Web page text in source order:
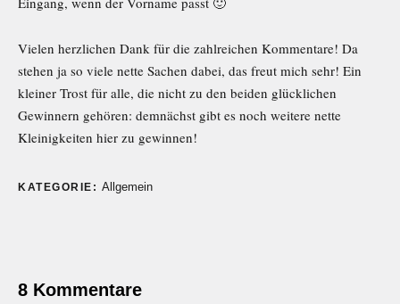
Vielen herzlichen Dank für die zahlreichen Kommentare! Da
stehen ja so viele nette Sachen dabei, das freut mich sehr! Ein
kleiner Trost für alle, die nicht zu den beiden glücklichen
Gewinnern gehören: demnächst gibt es noch weitere nette
Kleinigkeiten hier zu gewinnen!
KATEGORIE: Allgemein
8 Kommentare